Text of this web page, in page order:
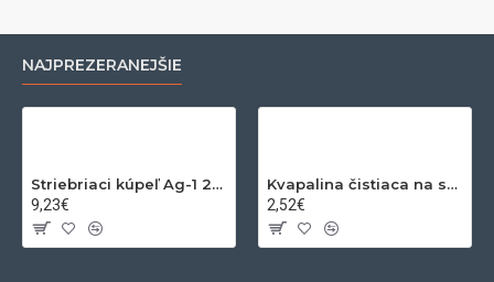
NAJPREZERANEJŠIE
Striebriaci kúpeľ Ag-1 200ml
9,23€
Kvapalina čistiaca na striebro a zlato 200ml
2,52€